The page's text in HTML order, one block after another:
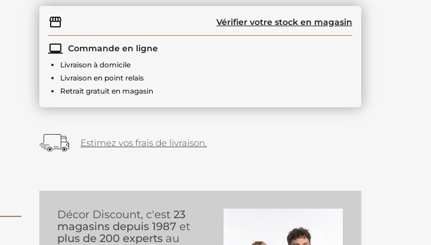
Vérifier votre stock en magasin
Commande en ligne
Livraison à domicile
Livraison en point relais
Retrait gratuit en magasin
Estimez vos frais de livraison.
Décor Discount, c'est 23
magasins depuis 1987 et
plus de 200 experts au